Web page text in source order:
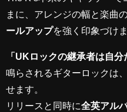
まに、アレンジの幅と楽曲
ールアップを強く印象づけま
「UKロックの継承者は自分
鳴らされるギターロックは
せます。
リリースと同時に全英アル